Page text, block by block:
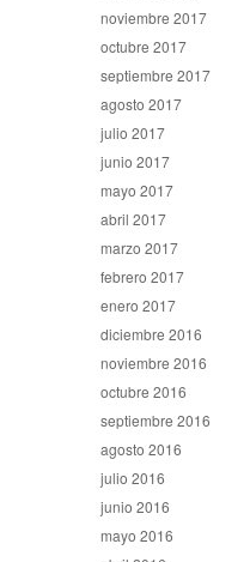
noviembre 2017
octubre 2017
septiembre 2017
agosto 2017
julio 2017
junio 2017
mayo 2017
abril 2017
marzo 2017
febrero 2017
enero 2017
diciembre 2016
noviembre 2016
octubre 2016
septiembre 2016
agosto 2016
julio 2016
junio 2016
mayo 2016